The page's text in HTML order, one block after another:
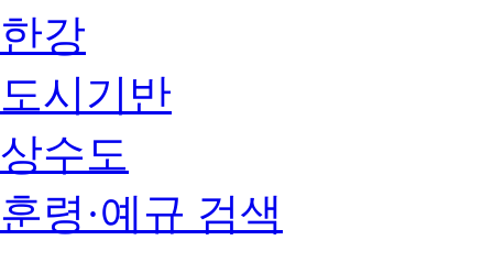
한강
도시기반
상수도
훈령·예규 검색